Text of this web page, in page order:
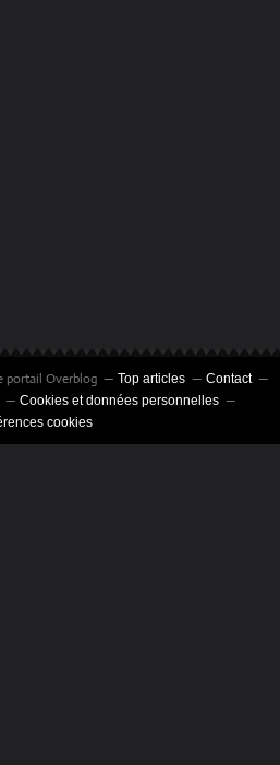
portail Overblog Top articles
Contact
Cookies et données personnelles
cookies